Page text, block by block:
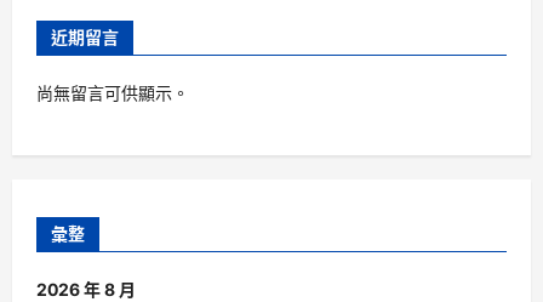
近期留言
尚無留言可供顯示。
彙整
2026 年 8 月